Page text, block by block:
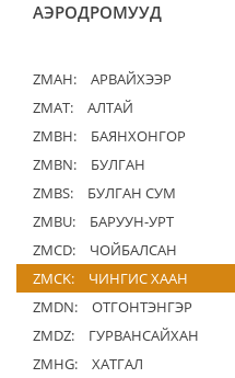
АЭРОДРОМУУД
ZMAH:
АРВАЙХЭЭР
ZMAT:
АЛТАЙ
ZMBH:
БАЯНХОНГОР
ZMBN:
БУЛГАН
ZMBS:
БУЛГАН СУМ
ZMBU:
БАРУУН-УРТ
ZMCD:
ЧОЙБАЛСАН
ZMCK:
ЧИНГИС ХААН
ZMDN:
ОТГОНТЭНГЭР
ZMDZ:
ГУРВАНСАЙХАН
ZMHG:
ХАТГАЛ